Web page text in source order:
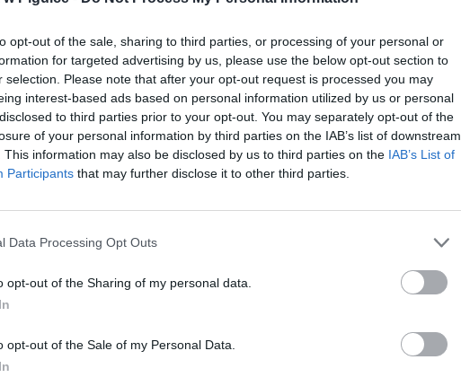
opt-out of the sale, sharing to third parties, or processing of your personal or
for targeted advertising by us, please use the below opt-out section to
selection. Please note that after your opt-out request is processed you may
interest-based ads based on personal information utilized by us or personal
to third parties prior to your opt-out. You may separately opt-out of the
of your personal information by third parties on the IAB’s list of downstream
This information may also be disclosed by us to third parties on the IAB’s List of
Participants that may further disclose it to other third parties.
Data Processing Opt Outs
opt-out of the Sharing of my personal data.
opt-out of the Sale of my Personal Data.
ad
3600 zł miesięcznie zamiast 800+. Nowa propozycja dla
2026 19:29
podniesie próg 500 plus dla seniorów. Policzyliśmy, ile może